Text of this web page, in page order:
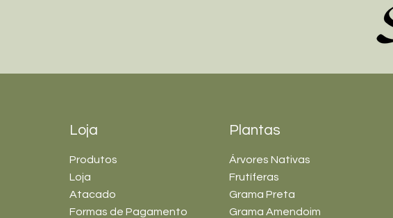
Loja
Produtos
Loja
Atacado
Formas de Pagamento
Plantas
Árvores Nativas
Frutíferas
Grama Preta
Grama Amendoim